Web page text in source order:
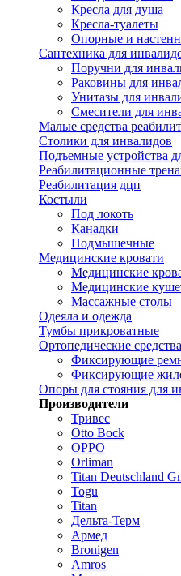
Кресла для душа
Кресла-туалеты
Опорные и
Сантехника для
Поручни для
Раковины для
Унитазы для
Смесители для
Малые средства
Столики для инвалидов
Подъемные устройства
Реабилитационные
Реабилитация дцп
Костыли
Под локоть
Канадки
Подмышечные
Медицинские кровати
Медицинские
Медицинские
Массажные столы
Одеяла и одежда
Тумбы прикроватные
Ортопедические
Фиксирующие
Фиксирующие
Опоры для стояния для
Производители
Тривес
Otto Bock
OPPO
Orliman
Titan Deutschland
Togu
Titan
Дельта-Терм
Армед
Bronigen
Amros